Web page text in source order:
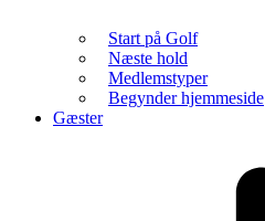
Start på Golf
Næste hold
Medlemstyper
Begynder hjemmeside
Gæster